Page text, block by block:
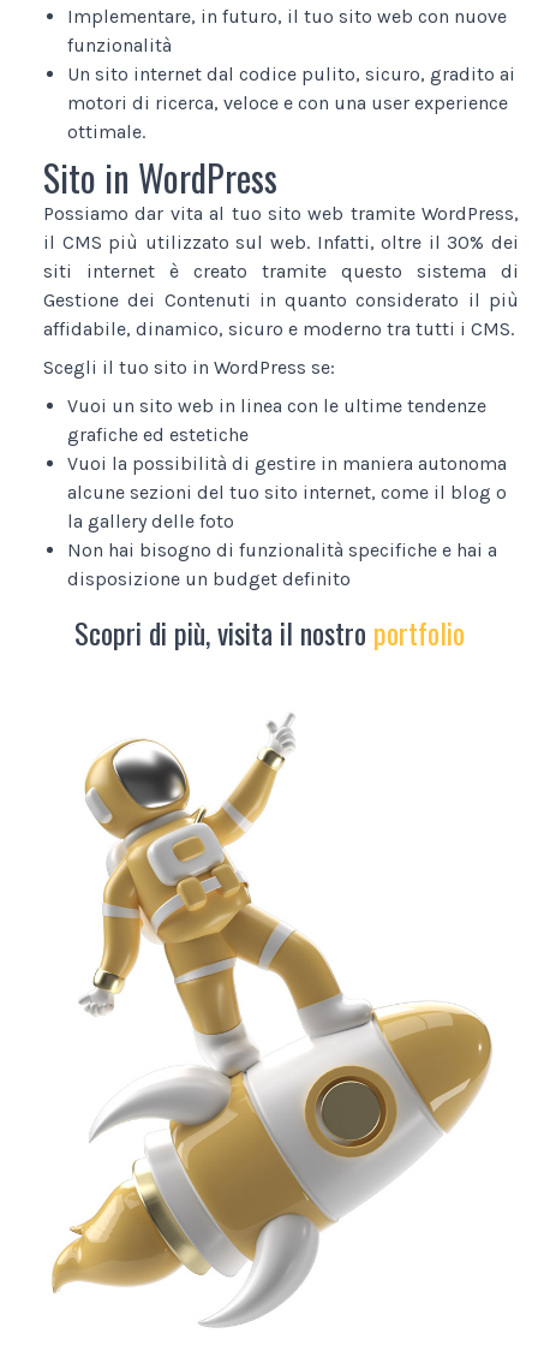
Implementare, in futuro, il tuo sito web con nuove
funzionalità
Un sito internet dal codice pulito, sicuro, gradito ai
motori di ricerca, veloce e con una user experience
ottimale.
Sito in WordPress
Possiamo dar vita al tuo sito web tramite WordPress,
il CMS più utilizzato sul web. Infatti, oltre il 30% dei
siti internet è creato tramite questo sistema di
Gestione dei Contenuti in quanto considerato il più
affidabile, dinamico, sicuro e moderno tra tutti i CMS.
Scegli il tuo sito in WordPress se:
Vuoi un sito web in linea con le ultime tendenze
grafiche ed estetiche
Vuoi la possibilità di gestire in maniera autonoma
alcune sezioni del tuo sito internet, come il blog o
la gallery delle foto
Non hai bisogno di funzionalità specifiche e hai a
disposizione un budget definito
Scopri di più, visita il nostro portfolio